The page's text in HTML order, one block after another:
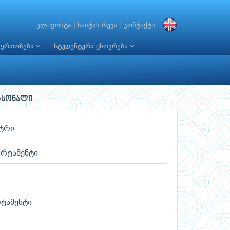
ელ.ფოსტა საიტის რუკა კონტაქტი
სტუდენტური ცხოვრება